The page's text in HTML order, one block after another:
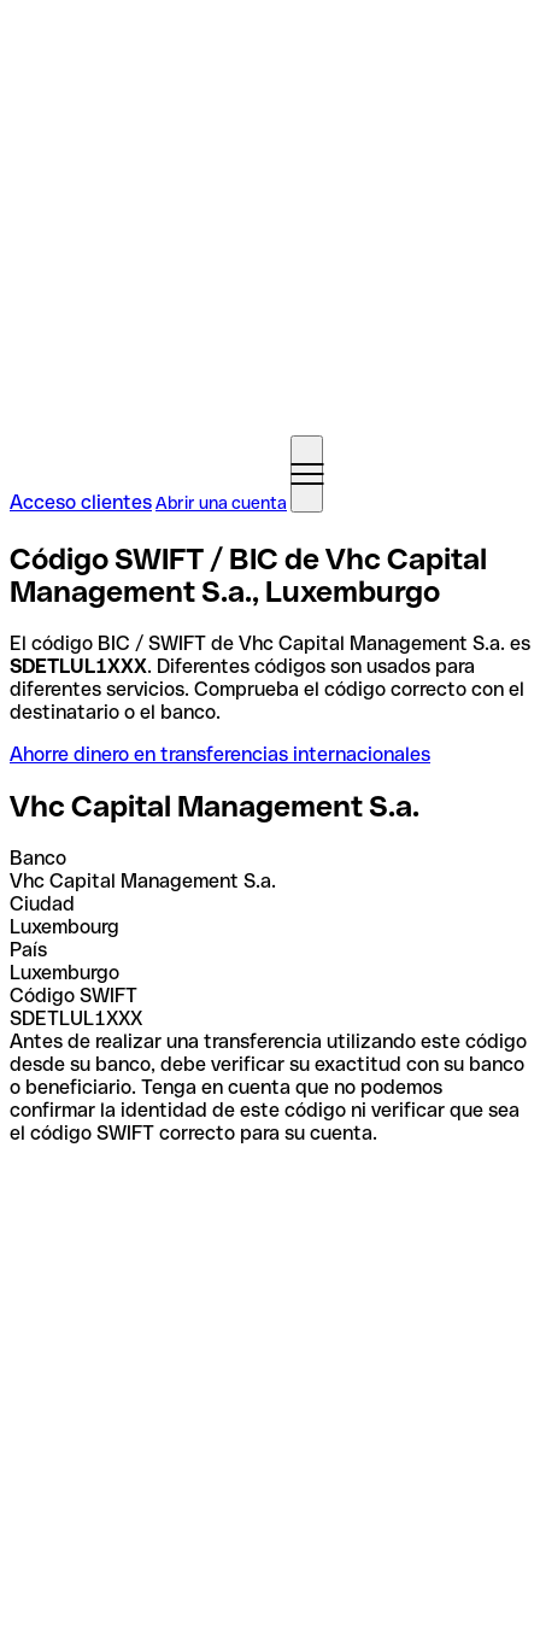
Acceso clientesAbrir una cuenta
Código SWIFT / BIC de Vhc Capital
Management S.a., Luxemburgo
El código BIC / SWIFT de Vhc Capital Management S.a. es
SDETLUL1XXX. Diferentes códigos son usados para
diferentes servicios. Comprueba el código correcto con el
destinatario o el banco.
Ahorre dinero en transferencias internacionales
Vhc Capital Management S.a.
Banco
Vhc Capital Management S.a.
Ciudad
Luxembourg
País
Luxemburgo
Código SWIFT
SDETLUL1XXX
Antes de realizar una transferencia utilizando este código
desde su banco, debe verificar su exactitud con su banco
o beneficiario. Tenga en cuenta que no podemos
confirmar la identidad de este código ni verificar que sea
el código SWIFT correcto para su cuenta.